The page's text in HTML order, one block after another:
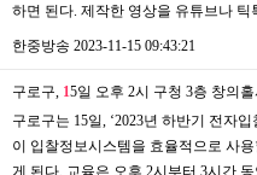
하면 된다. 제작한 영상을 유튜브나
한중방송 2023-11-15 09:43:21
구로구, 15일 오후 2시 구청 3층 창의
구로구는 15일, ‘2023년 하반기 전자
이 입찰정보시스템을 효율적으로 사
게 된다. 교육은 오후 2시부터 3시간